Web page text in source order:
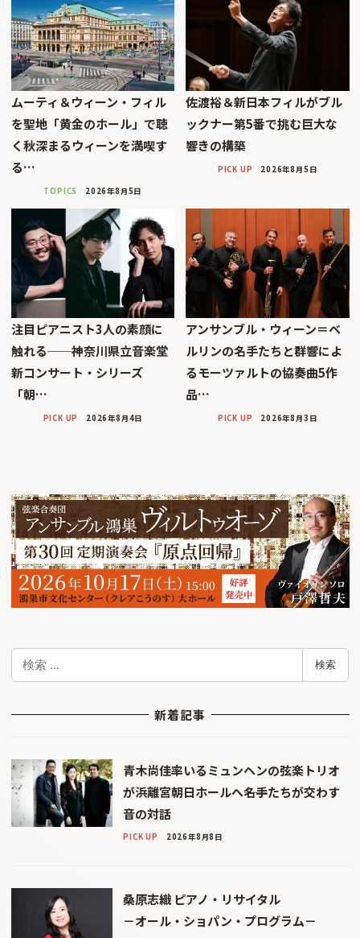
ムーティ＆ウィーン・フィル
を聖地「黄金のホール」で聴
く秋深まるウィーンを満喫す
る…
TOPICS 2026年8月5日
佐渡裕＆新日本フィルがブル
ックナー第5番で挑む巨大な
響きの構築
PICK UP 2026年8月5日
注目ピアニスト3人の素顔に
触れる──神奈川県立音楽堂
新コンサート・シリーズ
「朝…
PICK UP 2026年8月4日
アンサンブル・ウィーン＝ベ
ルリンの名手たちと群響によ
るモーツァルトの協奏曲5作
品…
PICK UP 2026年8月3日
検
検索
新着記事
青木尚佳率いるミュンヘンの弦楽トリオ
が浜離宮朝日ホールへ――名手たちが交わす
音の対話
PICK UP 2026年8月8日
桑原志織 ピアノ・リサイタル
－オール・ショパン・プログラム－